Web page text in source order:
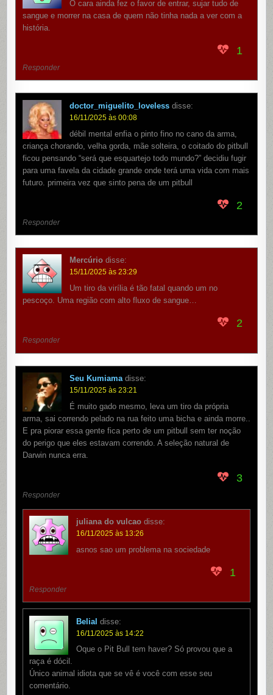
O cara ainda fez o favor de entrar, sujar tudo de
sangue e morrer na casa de quem não tinha nada a ver com a
história.
1
Responder
doctor_miguelito_loveless disse:
16/11/2025 às 00:08
débil mental enfia o pinto fino no cano da arma,
criança chorando, velha gorda, mãe solteira, o coitado do pitbull
ficou pensando “será que esquartejo todo mundo?” decidiu fugir
para uma favela da cidade grande onde terá uma vida com mais
futuro. primeira vez que sinto pena de um pitbull
2
Responder
Mercúrio disse:
15/11/2025 às 23:29
Um tiro da virília é tão fatal quando um no
pescoço. Uma região com alto fluxo de sangue…
2
Responder
Seu Kumiama disse:
15/11/2025 às 23:21
É muito gado mesmo, leva um tiro da própria
arma, sai correndo pelado na rua feito uma bicha e ainda morre..
E pra piorar essa gente fica perto de um pitbull sem ter noção
do perigo que eles estavam correndo. A seleção natural de
Darwin nunca erra.
3
Responder
juliana do vulcao disse:
16/11/2025 às 13:26
asnos sao um problema na sociedade
1
Responder
Belial disse:
16/11/2025 às 14:22
Oque o Pit Bull tem haver? Só provou que a
raça é dócil.
Único animal idiota que se vê é você com esse seu
comentário.